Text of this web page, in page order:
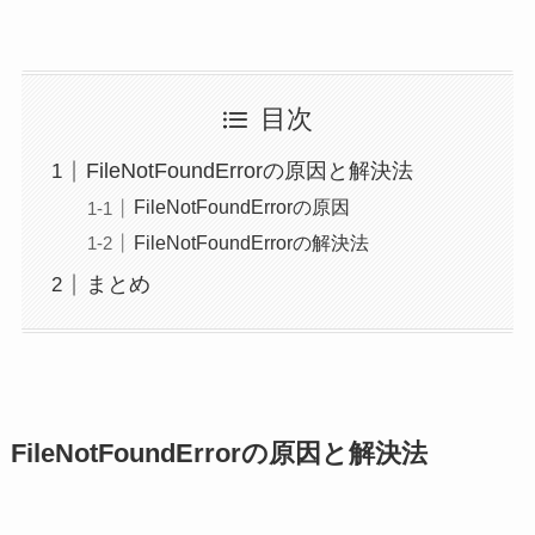
目次
FileNotFoundErrorの原因と解決法
FileNotFoundErrorの原因
FileNotFoundErrorの解決法
まとめ
FileNotFoundErrorの原因と解決法